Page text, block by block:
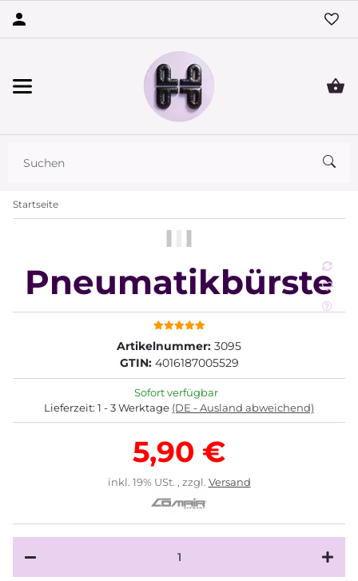
Startseite
Pneumatikbürste
Artikelnummer: 3095
GTIN: 4016187005529
Sofort verfügbar
Lieferzeit: 1 - 3 Werktage (DE - Ausland abweichend)
5,90 €
inkl. 19% USt. , zzgl. Versand